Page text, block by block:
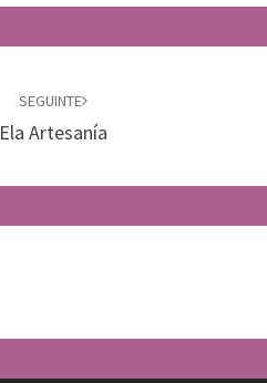
SEGUINTE
Ela Artesanía